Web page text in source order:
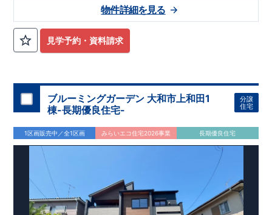
当社自慢の魅力溢れる間取り
く長く愛される安心住まい☆★ ◇使い勝手の良い多彩な間取り
◇ ・開放感を演出するスタイリッシュな
け】
・ LDKにちょっとしたおしゃれ感を
に生活した時に便利◇ ・ちょっとした収納に
朝でも広々使えます！【オープンサニタリー】 ≪ ブルーミン
グガーデンのこ だ わり ≫←各タイトルをクリック !!
住宅性能
評価ダブル取得! ・『設計』住宅性能評価
建物設計段階で、
評価‥‥評価を受けた図面通りに施工されているか、建設までに
計4回チェックが行われます。 ・図面や書類上だけでなく、
「現場の施工状況」を検査した上で、品質を保証しておりま
・誰が何をやったかが明確だからこ
そ、お客様の安心に繋がります。
・設計、施工、営業が協力し
あい、最良のプランをご提供いたします。 ・不要な中間マージ
ンを抑える事で、コストダウンに努めております。
見学予約・資料請求
物件詳細を見る
ブルーミングガーデン 大和市上和田1
棟-長期優良住宅-
分譲
住宅
1区画販売中／全1区画 みらいエコ住宅2026事業 長期優良住宅